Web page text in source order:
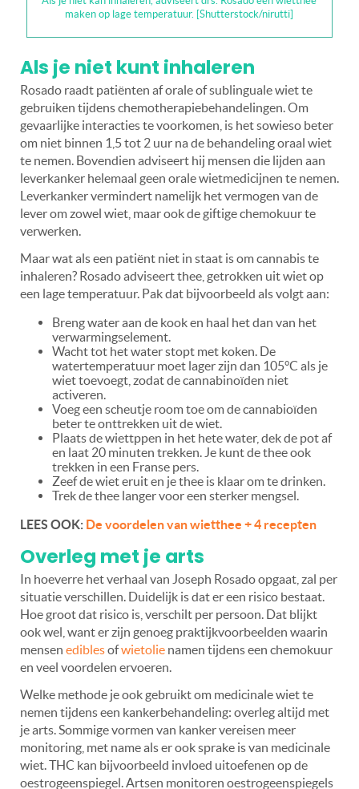
maken op lage temperatuur. [Shutterstock/nirutti]
Als je niet kunt inhaleren
Rosado raadt patiënten af orale of sublinguale wiet te
gebruiken tijdens chemotherapiebehandelingen. Om
gevaarlijke interacties te voorkomen, is het sowieso beter
om niet binnen 1,5 tot 2 uur na de behandeling oraal wiet
te nemen. Bovendien adviseert hij mensen die lijden aan
leverkanker helemaal geen orale wietmedicijnen te nemen.
Leverkanker vermindert namelijk het vermogen van de
lever om zowel wiet, maar ook de giftige chemokuur te
verwerken.
Maar wat als een patiënt niet in staat is om cannabis te
inhaleren? Rosado adviseert thee, getrokken uit wiet op
een lage temperatuur. Pak dat bijvoorbeeld als volgt aan:
Breng water aan de kook en haal het dan van het
verwarmingselement.
Wacht tot het water stopt met koken. De
watertemperatuur moet lager zijn dan 105°C als je
wiet toevoegt, zodat de cannabinoïden niet
activeren.
Voeg een scheutje room toe om de cannabioïden
beter te onttrekken uit de wiet.
Plaats de wiettppen in het hete water, dek de pot af
en laat 20 minuten trekken. Je kunt de thee ook
trekken in een Franse pers.
Zeef de wiet eruit en je thee is klaar om te drinken.
Trek de thee langer voor een sterker mengsel.
LEES OOK: De voordelen van wietthee + 4 recepten
Overleg met je arts
In hoeverre het verhaal van Joseph Rosado opgaat, zal per
situatie verschillen. Duidelijk is dat er een risico bestaat.
Hoe groot dat risico is, verschilt per persoon. Dat blijkt
ook wel, want er zijn genoeg praktijkvoorbeelden waarin
mensen ediblesofwietolie namen tijdens een chemokuur
en veel voordelen ervoeren.
Welke methode je ook gebruikt om medicinale wiet te
nemen tijdens een kankerbehandeling: overleg altijd met
je arts. Sommige vormen van kanker vereisen meer
monitoring, met name als er ook sprake is van medicinale
wiet. THC kan bijvoorbeeld invloed uitoefenen op de
oestrogeenspiegel. Artsen monitoren oestrogeenspiegels